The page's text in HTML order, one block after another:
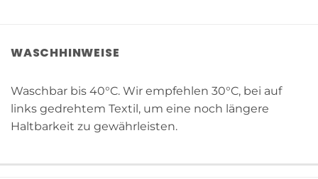
WASCHHINWEISE
Waschbar bis 40°C. Wir empfehlen 30°C, bei auf
links gedrehtem Textil, um eine noch längere
Haltbarkeit zu gewährleisten.